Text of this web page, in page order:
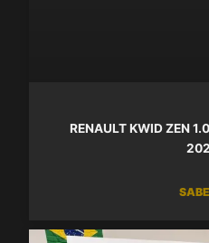
RENAULT KWID ZEN